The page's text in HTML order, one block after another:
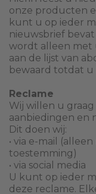
onze producten
kunt u op ieder
nieuwsbrief
wordt alleen met
aan de lijst van
bewaard totdat
Reclame
Wij willen u
aanbiedingen en
Dit doen wij:
• via e-mail
toestemming)
• via social media
U kunt op ieder
deze reclame.